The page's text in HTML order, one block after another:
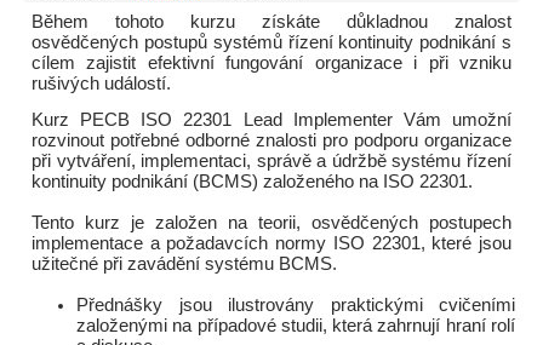
Během tohoto kurzu získáte důkladnou znalost
osvědčených postupů systémů řízení kontinuity podnikání s
cílem zajistit efektivní fungování organizace i při vzniku
rušivých událostí.
Kurz PECB ISO 22301 Lead Implementer Vám umožní
rozvinout potřebné odborné znalosti pro podporu organizace
při vytváření, implementaci, správě a údržbě systému řízení
kontinuity podnikání (BCMS) založeného na ISO 22301.
Tento kurz je založen na teorii, osvědčených postupech
implementace a požadavcích normy ISO 22301, které jsou
užitečné při zavádění systému BCMS.
Přednášky jsou ilustrovány praktickými cvičeními
založenými na případové studii, která zahrnují hraní rolí